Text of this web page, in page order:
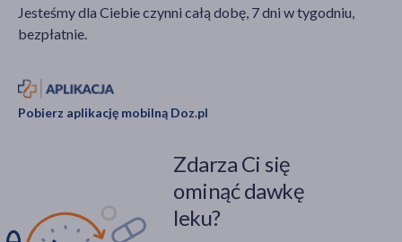
Jesteśmy dla Ciebie czynni całą dobę, 7 dni w tygodniu,
bezpłatnie.
Pobierz aplikację mobilną Doz.pl
Zdarza Ci się
ominąć dawkę
leku?